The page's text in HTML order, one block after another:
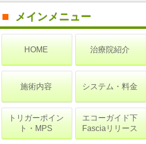
メインメニュー
HOME 治療院紹介
施術内容 システム・料金
トリガーポイン
ト・MPS
エコーガイド下
Fasciaリリース